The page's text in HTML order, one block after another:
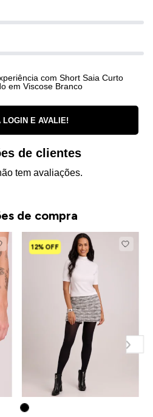
com Short Saia Curto
em Viscose Branco
LOGIN E AVALIE!
de clientes
tem avaliações.
de compra
12% OFF